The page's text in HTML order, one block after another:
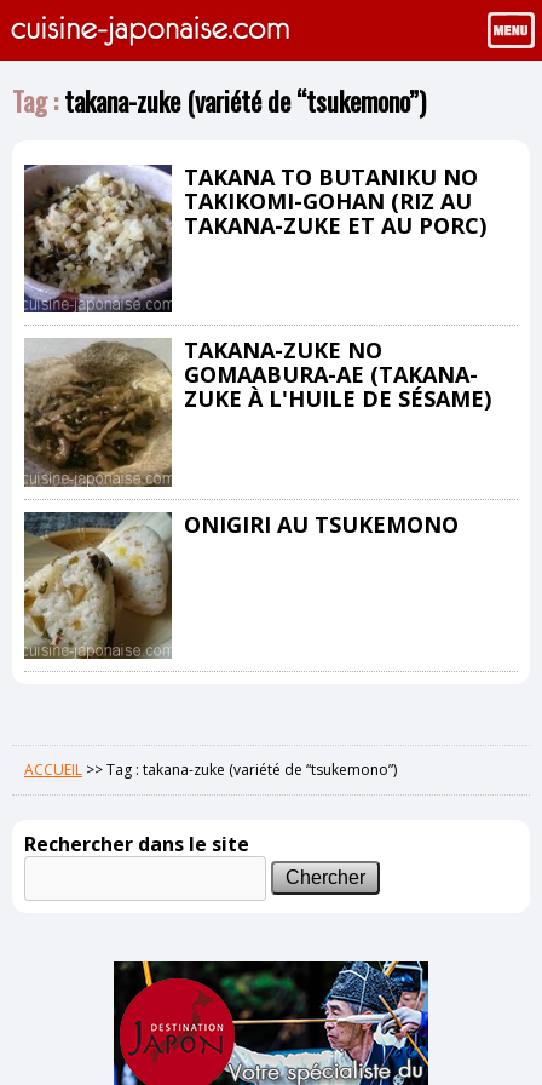
Tag :takana-zuke (variété de “tsukemono”)
TAKANA TO BUTANIKU NO
TAKIKOMI-GOHAN (RIZ AU
TAKANA-ZUKE ET AU PORC)
TAKANA-ZUKE NO
GOMAABURA-AE (TAKANA-
ZUKE À L'HUILE DE SÉSAME)
ONIGIRI AU TSUKEMONO
ACCUEIL >>Tag : takana-zuke (variété de “tsukemono”)
Rechercher dans le site